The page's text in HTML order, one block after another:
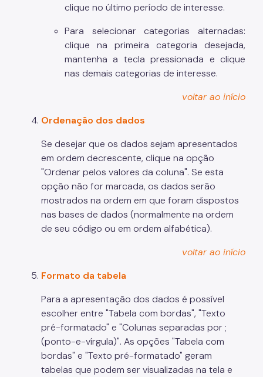
clique no último período de interesse.
Para selecionar categorias alternadas:
clique na primeira categoria desejada,
mantenha a teclapressionada e clique
nas demais categorias de interesse.
voltar ao início
Ordenação dos dados
Se desejar que os dados sejam apresentados
em ordem decrescente, clique na opção
"Ordenar pelos valores da coluna". Se esta
opção não for marcada, os dados serão
mostrados na ordem em que foram dispostos
nas bases de dados (normalmente na ordem
de seu código ou em ordem alfabética).
voltar ao início
Formato da tabela
Para a apresentação dos dados é possível
escolher entre "Tabela com bordas", "Texto
pré-formatado" e "Colunas separadas por ;
(ponto-e-vírgula)". As opções "Tabela com
bordas" e "Texto pré-formatado" geram
tabelas que podem ser visualizadas na tela e